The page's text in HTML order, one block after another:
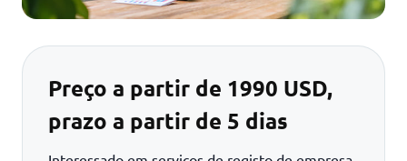
Preço a partir de 1990 USD,
prazo a partir de 5 dias